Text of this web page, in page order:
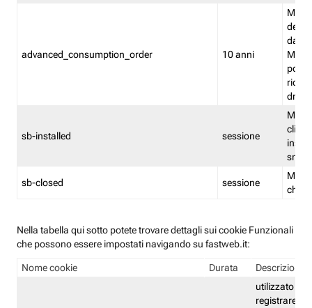
advanced_consumption_order 10 anni
delle
sb-installed sessione
sb-closed sessione
Nella tabella qui sotto potete trovare dettagli sui cookie Funzionali
che possono essere impostati navigando su fastweb.it:
Nome cookie Durata Descrizione
utilizzato per
registrare le